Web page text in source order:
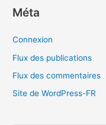
Méta
Connexion
Flux des publications
Flux des commentaires
Site de WordPress-FR